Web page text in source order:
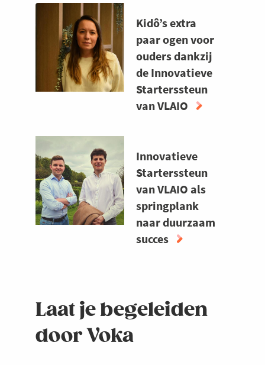
Kidô’s extra
paar ogen voor
ouders dankzij
de Innovatieve
Starterssteun
van VLAIO
EXTRA
PAAR
OGEN
OUDERS
DANKZIJ
DE
Innovatieve
Starterssteun
van VLAIO als
springplank
naar duurzaam
succes
VAN
VLAIO
Laat je begeleiden
door Voka